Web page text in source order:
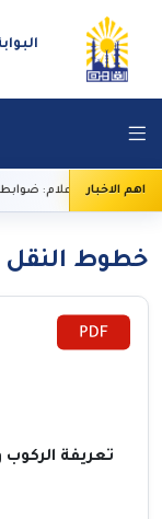
اهم الاخبار
الأعلى للإعلام: ضوابط
خطوط النقل
تعريفة